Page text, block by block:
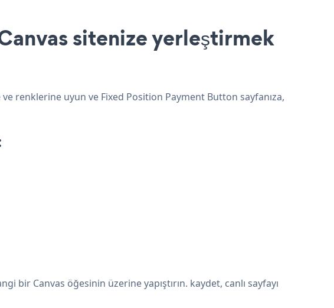
sitenize yerleştirmek
renklerine uyun ve Fixed Position Payment Button sayfanıza,
Canvas öğesinin üzerine yapıştırın. kaydet, canlı sayfayı